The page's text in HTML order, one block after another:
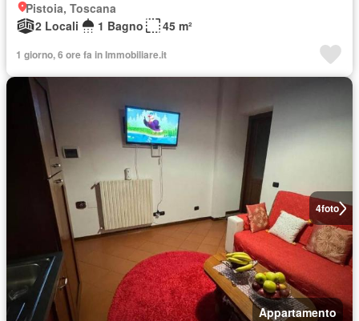
Pistoia, Toscana
2 Locali
1 Bagno 45 m²
1 giorno, 6 ore fa in Immobiliare.it
4foto
Appartamento